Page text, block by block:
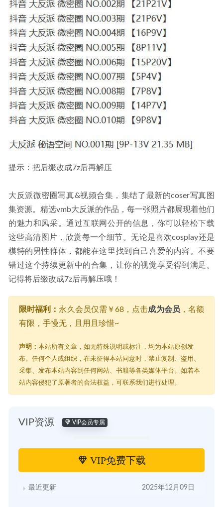
提示：把后缀改成7z后再解压
大反派微密圈写真&视频合集，集结了最新的coser写真图
集资源。精选vmb大反派的作品，每一张照片都展现着他们
的魅力和风采。通过互联网公开的信息，你可以轻松下载
这些高清图片，欣赏每一个细节。无论是喜欢cosplay还是
模特的男性群体，都能在这里找到自己喜爱的内容。不要
错过这个持续更新中的合集，让你的视觉享受得到满足。
记得将后缀改成7z后再解压哦！
限时福利： 永久会员仅需￥68，点击成为会员 ，名额
有限，手慢无，且用且珍惜~
声明： 本站所有文章，如无特殊说明或标注，均为本站原创发
布。任何个人或组织，在未征得本站同意时，禁止复制、盗用、
采集、发布本站内容到任何网站、书籍等各类媒体平台。如若本
站内容侵犯了原著者的合法权益，可联系我们进行处理。
VIP资源 VIP会员专属
VIP免费下载
最近更新 2025年12月09日